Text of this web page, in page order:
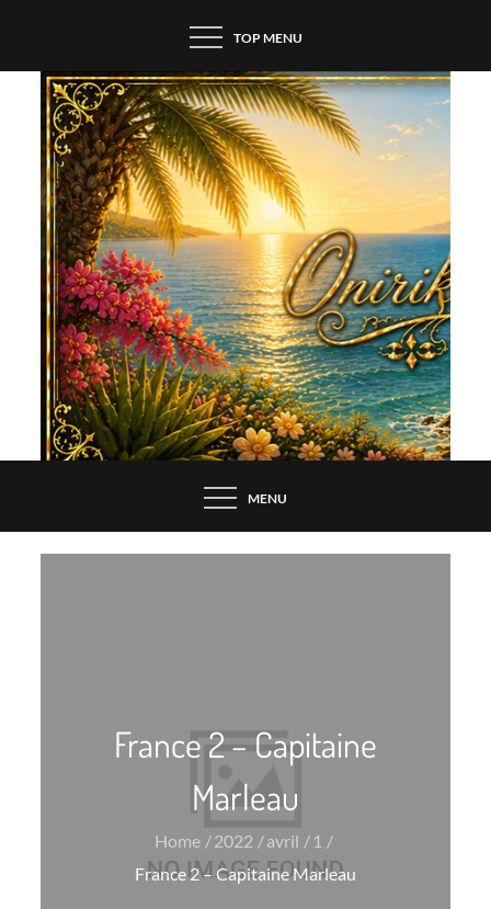
content
TOP MENU
MENU
France 2 – Capitaine
Marleau
Home 2022 avril
1
France 2 – Capitaine Marleau